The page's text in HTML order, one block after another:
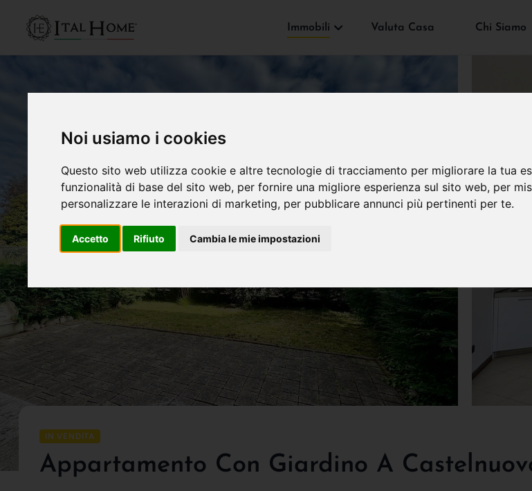
Noi usiamo i cookies
Questo sito web utilizza cookie e altre tecnologie di tracciamento per migliorare la tua
funzionalità di base del sito web, per fornire una migliore esperienza sul sito web, per
personalizzare le interazioni di marketing, per pubblicare annunci più pertinenti per te.
Accetto Rifiuto Cambia le mie impostazioni
Immobili Valuta Casa Chi Siamo
IN VENDITA
Appartamento Con Giardino A